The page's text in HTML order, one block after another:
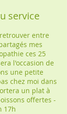
service
entre
mes
ces 25
l'occasion de
une petite
chez moi dans
un plat à
offertes -
17h